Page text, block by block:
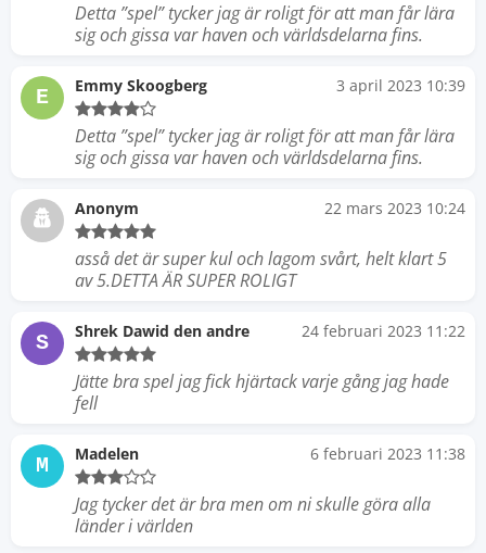
Detta ”spel” tycker jag är roligt för att man får lära
sig och gissa var haven och världsdelarna fins.
E Emmy Skoogberg 3 april 2023 10:39
Detta ”spel” tycker jag är roligt för att man får lära
sig och gissa var haven och världsdelarna fins.
Anonym 22 mars 2023 10:24
asså det är super kul och lagom svårt, helt klart 5
av 5.DETTA ÄR SUPER ROLIGT
S Shrek Dawid den andre 24 februari 2023 11:22
Jätte bra spel jag fick hjärtack varje gång jag hade
fell
M Madelen 6 februari 2023 11:38
Jag tycker det är bra men om ni skulle göra alla
länder i världen